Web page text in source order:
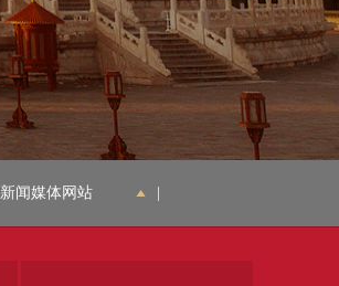
新闻媒体网站